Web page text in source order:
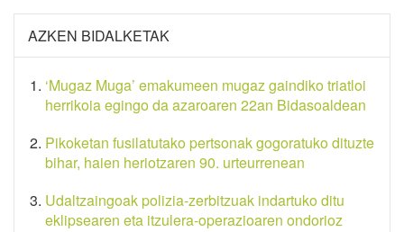
AZKEN BIDALKETAK
‘Mugaz Muga’ emakumeen mugaz gaindiko triatloi
herrikoia egingo da azaroaren 22an Bidasoaldean
Pikoketan fusilatutako pertsonak gogoratuko dituzte
bihar, haien heriotzaren 90. urteurrenean
Udaltzaingoak polizia-zerbitzuak indartuko ditu
eklipsearen eta itzulera-operazioaren ondorioz